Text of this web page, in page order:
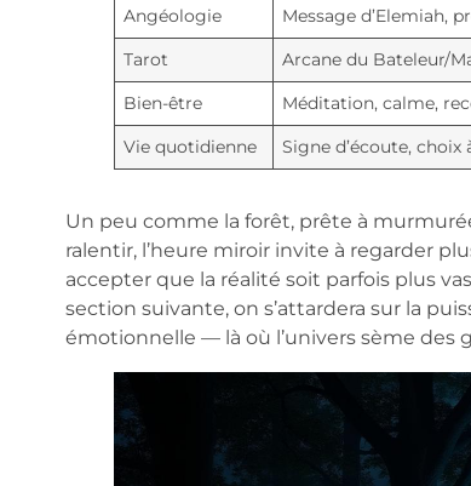
Angéologie
Message d’Elemiah,
Tarot
Arcane du Bateleur/
Bien-être
Méditation, calme,
Vie quotidienne
Signe d’écoute, choix
Un peu comme la forêt, prête à
ralentir, l’heure miroir invite à regarder
accepter que la réalité soit parfois plus
section suivante, on s’attardera sur la
émotionnelle — là où l’univers sème des